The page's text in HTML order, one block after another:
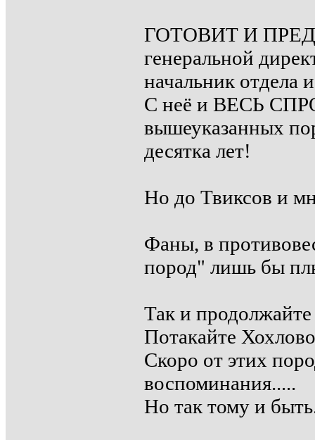
ГОТОВИТ И
генеральной
начальник
С неё и ВЕСЬ
вышеуказанных
десятка лет!
Но до Твиксов и
Фаны, в
пород" лишь бы
Так и продолжайте
Потакайте
Скоро от этих
воспоминания.....
Но так тому и